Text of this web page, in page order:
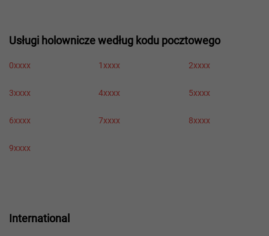
Usługi holownicze według kodu pocztowego
0xxxx 1xxxx 2xxxx
3xxxx 4xxxx 5xxxx
6xxxx 7xxxx 8xxxx
9xxxx
International